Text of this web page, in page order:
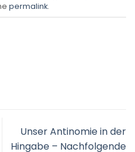
permalink.
Unser Antinomie in der
Hingabe – Nachfolgende